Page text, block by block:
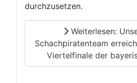
durchzusetzen.
Weiterlesen:
Schachpiratenteam
Viertelfinale der